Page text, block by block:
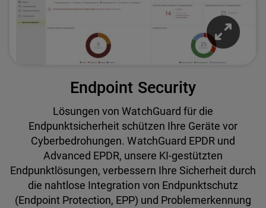
Endpoint Security
Lösungen von WatchGuard für die
Endpunktsicherheit schützen Ihre Geräte vor
Cyberbedrohungen. WatchGuard EPDR und
Advanced EPDR, unsere KI-gestützten
Endpunktlösungen, verbessern Ihre Sicherheit durch
die nahtlose Integration von Endpunktschutz
(Endpoint Protection, EPP) und Problemerkennung